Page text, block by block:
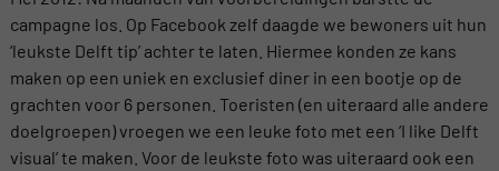
campagne los. Op Facebook zelf daagde we bewoners uit hun
‘leukste Delft tip’ achter te laten. Hiermee konden ze kans
maken op een uniek en exclusief diner in een bootje op de
grachten voor 6 personen. Toeristen (en uiteraard alle andere
doelgroepen) vroegen we een leuke foto met een ‘I like Delft
visual’ te maken. Voor de leukste foto was uiteraard ook een